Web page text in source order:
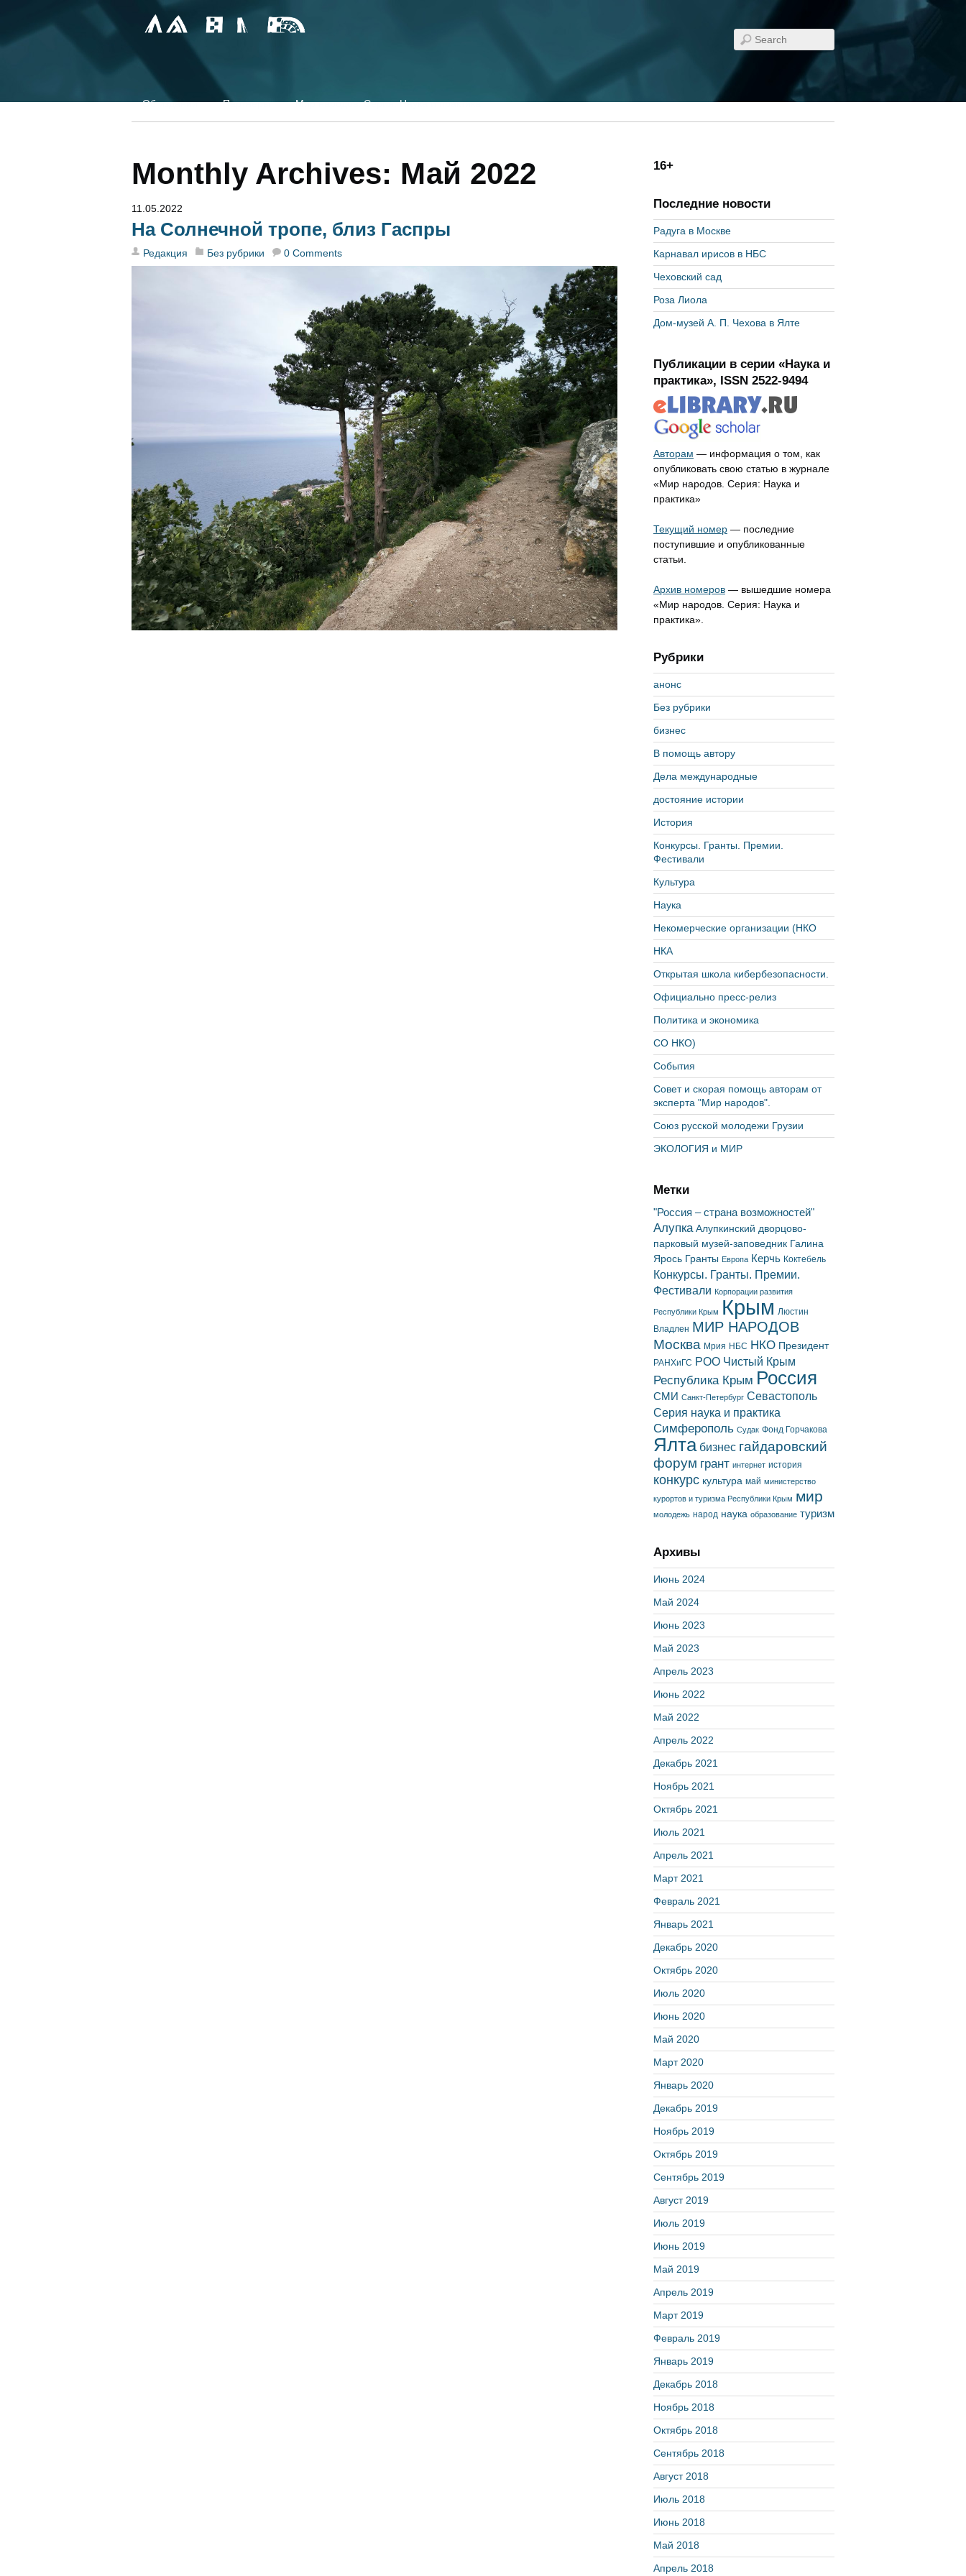
Об издании Партнеры Мир народов. Серия: Наука и практика
Monthly Archives: Май 2022
11.05.2022
На Солнечной тропе, близ Гаспры
Редакция Без рубрики 0 Comments
16+
Последние новости
Радуга в Москве
Карнавал ирисов в НБС
Чеховский сад
Роза Лиола
Дом-музей А. П. Чехова в Ялте
Публикации в серии «Наука и
практика», ISSN 2522-9494
Авторам — информация о том, как
опубликовать свою статью в журнале
«Мир народов. Серия: Наука и
практика»
Текущий номер — последние
поступившие и опубликованные
статьи.
Архив номеров — вышедшие номера
«Мир народов. Серия: Наука и
практика».
Рубрики
анонс
Без рубрики
бизнес
В помощь автору
Дела международные
достояние истории
История
Конкурсы. Гранты. Премии.
Фестивали
Культура
Наука
Некомерческие организации (НКО
НКА
Открытая школа кибербезопасности.
Официально пресс-релиз
Политика и экономика
СО НКО)
События
Совет и скорая помощь авторам от
эксперта "Мир народов".
Союз русской молодежи Грузии
ЭКОЛОГИЯ и МИР
Метки
"Россия – страна возможностей"
Алупка Алупкинский дворцово-
парковый музей-заповедник Галина
Ярось Гранты Европа Керчь Коктебель
Конкурсы. Гранты. Премии.
Фестивали Корпорации развития
Республики Крым Крым Люстин
Владлен МИР НАРОДОВ
Москва Мрия НБС НКО Президент
РАНХиГС РОО Чистый Крым
Республика Крым Россия
СМИ Санкт-Петербург Севастополь
Серия наука и практика
Симферополь Судак Фонд Горчакова
Ялта бизнес гайдаровский
форум грант интернет история
конкурс культура май министерство
курортов и туризма Республики Крым мир
молодежь народ наука образование туризм
Архивы
Июнь 2024
Май 2024
Июнь 2023
Май 2023
Апрель 2023
Июнь 2022
Май 2022
Апрель 2022
Декабрь 2021
Ноябрь 2021
Октябрь 2021
Июль 2021
Апрель 2021
Март 2021
Февраль 2021
Январь 2021
Декабрь 2020
Октябрь 2020
Июль 2020
Июнь 2020
Май 2020
Март 2020
Январь 2020
Декабрь 2019
Ноябрь 2019
Октябрь 2019
Сентябрь 2019
Август 2019
Июль 2019
Июнь 2019
Май 2019
Апрель 2019
Март 2019
Февраль 2019
Январь 2019
Декабрь 2018
Ноябрь 2018
Октябрь 2018
Сентябрь 2018
Август 2018
Июль 2018
Июнь 2018
Май 2018
Апрель 2018